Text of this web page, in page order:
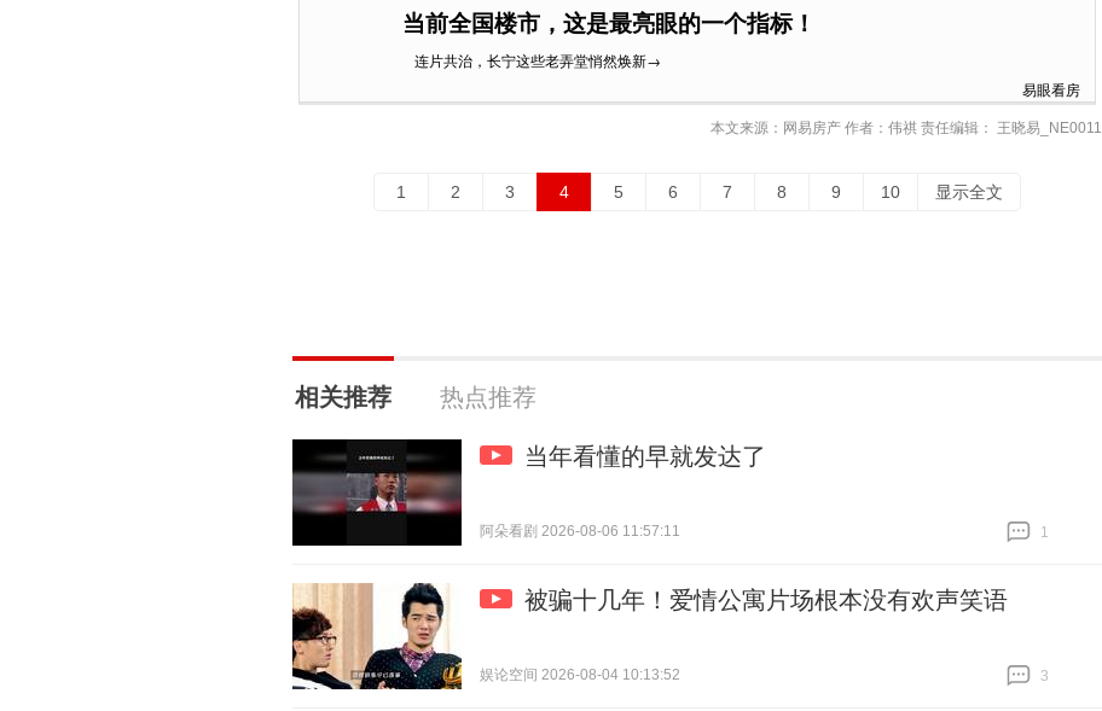
当前全国楼市，这是最亮眼的一个指标！
连片共治，长宁这些老弄堂悄然焕新→
易眼看房
本文来源：网易房产 作者：伟祺 责任编辑： 王晓易_NE0011
1 2 3 4 5 6 7 8 9 10 显示全文
相关推荐 热点推荐
当年看懂的早就发达了
阿朵看剧 2026-08-06 11:57:11
1
被骗十几年！爱情公寓片场根本没有欢声笑语
娱论空间 2026-08-04 10:13:52
3